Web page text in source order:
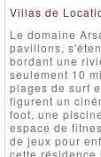
Villas de
Le domaine
pavillons,
bordant une
seulement 10
plages de surf
figurent un
foot, une
espace de
de jeux pour
cette résidence